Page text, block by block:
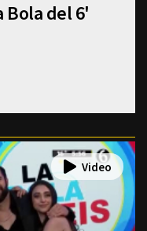
Bola del 6'